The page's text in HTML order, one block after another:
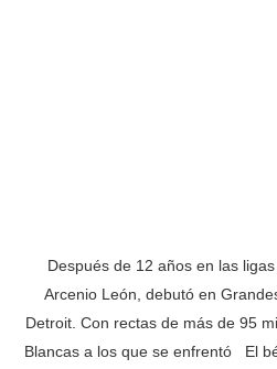
Después de 12 años en las
Arcenio León, debutó en
Detroit. Con rectas de más de 95
Blancas a los que se enfrentó El